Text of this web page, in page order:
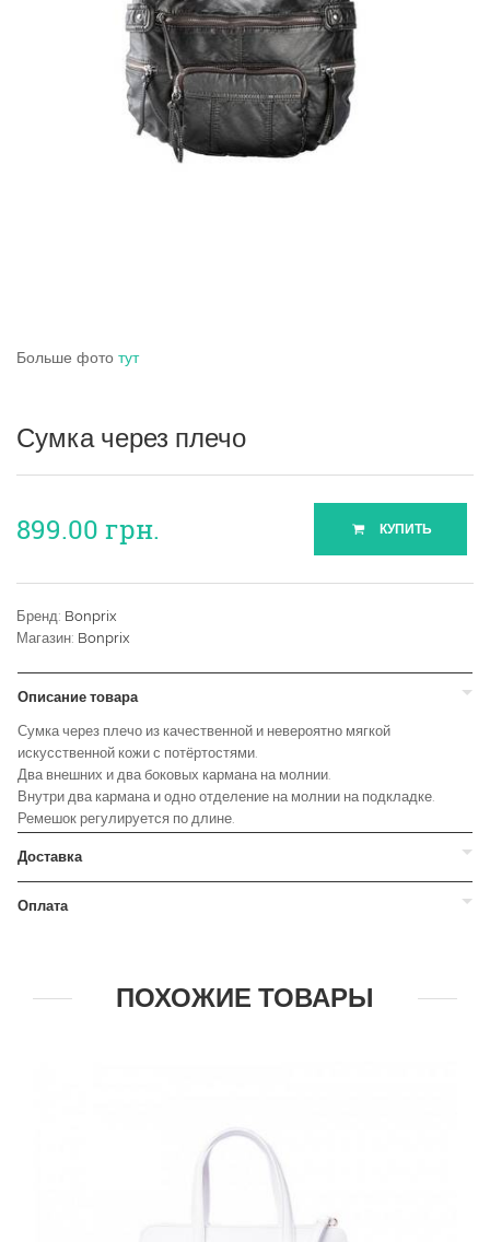
Больше фото тут
Сумка через плечо
899.00 грн. КУПИТЬ
Бренд: Bonprix
Магазин: Bonprix
Описание товара
Сумка через плечо из качественной и невероятно мягкой
искусственной кожи с потёртостями.
Два внешних и два боковых кармана на молнии.
Внутри два кармана и одно отделение на молнии на подкладке.
Ремешок регулируется по длине.
Доставка
Оплата
ПОХОЖИЕ ТОВАРЫ